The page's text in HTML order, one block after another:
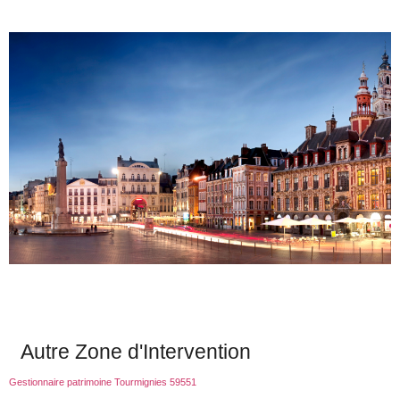
Autre Zone d'Intervention
Gestionnaire patrimoine Tourmignies 59551